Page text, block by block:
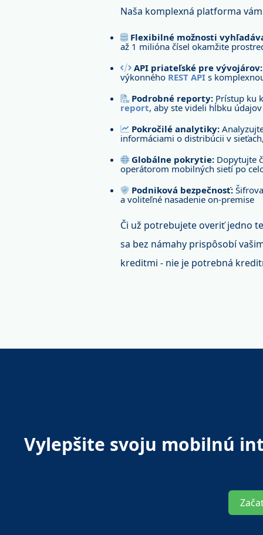
Naša komplexná platforma
Flexibilné možnosti
až 1 milióna čísel okamžite
API priateľské pre vývojárov:
výkonného REST API s
Podrobné reporty: Prístup ku
report, aby ste videli hĺbku údajov
Pokročilé analytiky:
informáciami o distribúcii v
Globálne pokrytie: Dopytujte
operátorom mobilných sietí po
Podniková bezpečnosť:
a voliteľné nasadenie on-premise
Či už potrebujete overiť jedno
sa bez námahy prispôsobí
kreditmi - nie je potrebná
Vylepšite svoju mobilnú